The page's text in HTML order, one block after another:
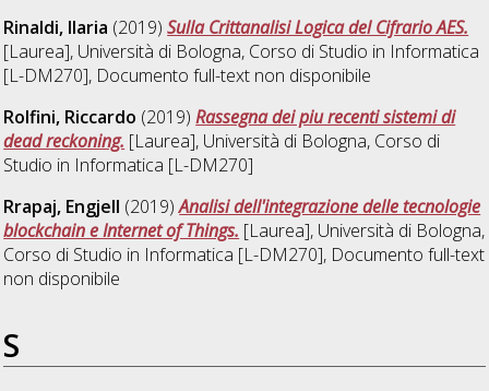
Rinaldi, Ilaria (2019)Sulla Crittanalisi Logica del Cifrario AES.
[Laurea], Università di Bologna, Corso di Studio in Informatica
[L-DM270], Documento full-text non disponibile
Rolfini, Riccardo (2019)Rassegna dei piu recenti sistemi di
dead reckoning. [Laurea], Università di Bologna, Corso di
Studio in Informatica [L-DM270]
Rrapaj, Engjell (2019)Analisi dell'integrazione delle tecnologie
blockchain e Internet of Things. [Laurea], Università di Bologna,
Corso di Studio in Informatica [L-DM270], Documento full-text
non disponibile
S